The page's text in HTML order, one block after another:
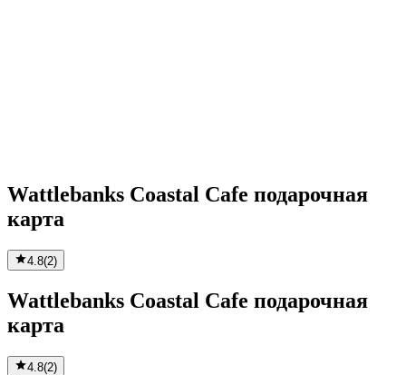
Wattlebanks Coastal Cafe подарочная
карта
4.8(2)
Wattlebanks Coastal Cafe подарочная
карта
4.8(2)